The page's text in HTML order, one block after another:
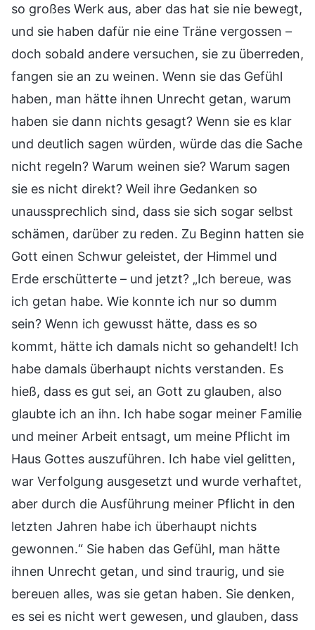
so großes Werk aus, aber das hat sie nie bewegt,
und sie haben dafür nie eine Träne vergossen –
doch sobald andere versuchen, sie zu überreden,
fangen sie an zu weinen. Wenn sie das Gefühl
haben, man hätte ihnen Unrecht getan, warum
haben sie dann nichts gesagt? Wenn sie es klar
und deutlich sagen würden, würde das die Sache
nicht regeln? Warum weinen sie? Warum sagen
sie es nicht direkt? Weil ihre Gedanken so
unaussprechlich sind, dass sie sich sogar selbst
schämen, darüber zu reden. Zu Beginn hatten sie
Gott einen Schwur geleistet, der Himmel und
Erde erschütterte – und jetzt? „Ich bereue, was
ich getan habe. Wie konnte ich nur so dumm
sein? Wenn ich gewusst hätte, dass es so
kommt, hätte ich damals nicht so gehandelt! Ich
habe damals überhaupt nichts verstanden. Es
hieß, dass es gut sei, an Gott zu glauben, also
glaubte ich an ihn. Ich habe sogar meiner Familie
und meiner Arbeit entsagt, um meine Pflicht im
Haus Gottes auszuführen. Ich habe viel gelitten,
war Verfolgung ausgesetzt und wurde verhaftet,
aber durch die Ausführung meiner Pflicht in den
letzten Jahren habe ich überhaupt nichts
gewonnen.“ Sie haben das Gefühl, man hätte
ihnen Unrecht getan, und sind traurig, und sie
bereuen alles, was sie getan haben. Sie denken,
es sei es nicht wert gewesen, und glauben, dass